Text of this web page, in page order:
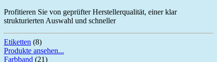
Profitieren Sie von geprüfter Herstellerqualität, einer klar
strukturierten Auswahl und schneller
Etiketten (8)
Produkte ansehen...
Farbband (21)